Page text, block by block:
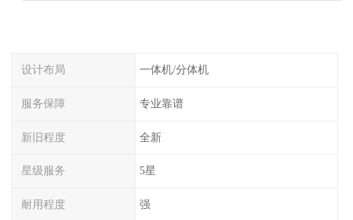
设计布局 一体机/分体机
服务保障 专业靠谱
新旧程度 全新
星级服务 5星
耐用程度 强